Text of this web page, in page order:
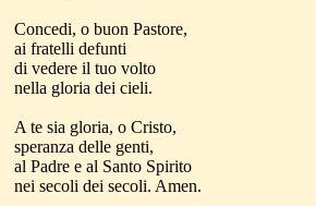
Concedi, o buon Pastore,
ai fratelli defunti
di vedere il tuo volto
nella gloria dei cieli.
A te sia gloria, o Cristo,
speranza delle genti,
al Padre e al Santo Spirito
nei secoli dei secoli. Amen.